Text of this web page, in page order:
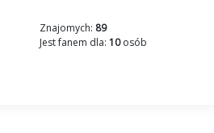
Znajomych: 89
Jest fanem dla: 10osób